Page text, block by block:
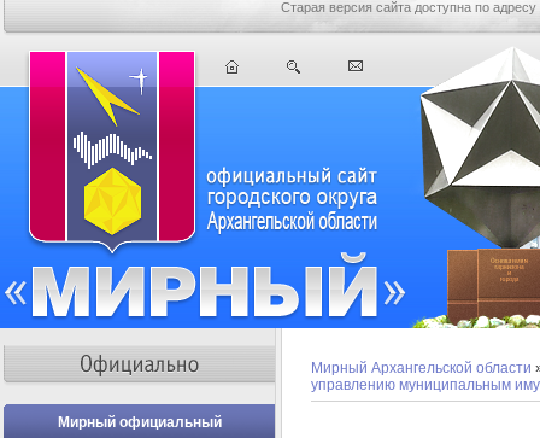
Старая версия сайта доступна по адресу
Мирный официальный
Мирный Архангельской области
управлению муниципальным